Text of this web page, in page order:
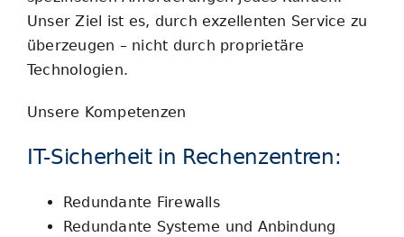
Unser Ziel ist es, durch exzellenten Service zu
überzeugen – nicht durch proprietäre
Technologien.
Unsere Kompetenzen
IT-Sicherheit in Rechenzentren:
Redundante Firewalls
Redundante Systeme und Anbindung